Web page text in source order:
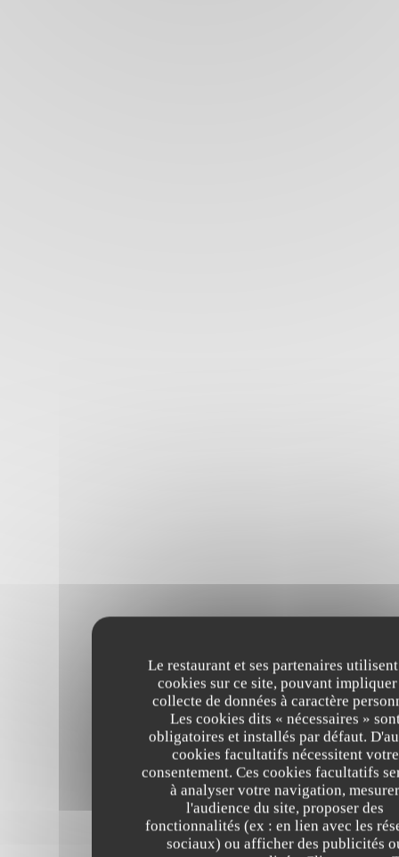
Le restaurant et ses partenaires
cookies sur ce site, pouvant
collecte de données à caractère
Les cookies dits « nécessaires »
obligatoires et installés par défaut.
cookies facultatifs nécessitent votre
consentement. Ces cookies facultatifs
à analyser votre navigation, mesurer
l'audience du site, proposer des
fonctionnalités (ex : en lien avec les
sociaux) ou afficher des publicités